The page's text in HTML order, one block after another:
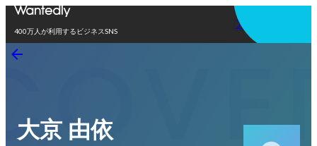
400万人が利用するビジネスSNS
アプリを使う
大京 由依